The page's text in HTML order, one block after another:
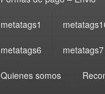
metatags1
metatags6 metatags7
Quienes somos